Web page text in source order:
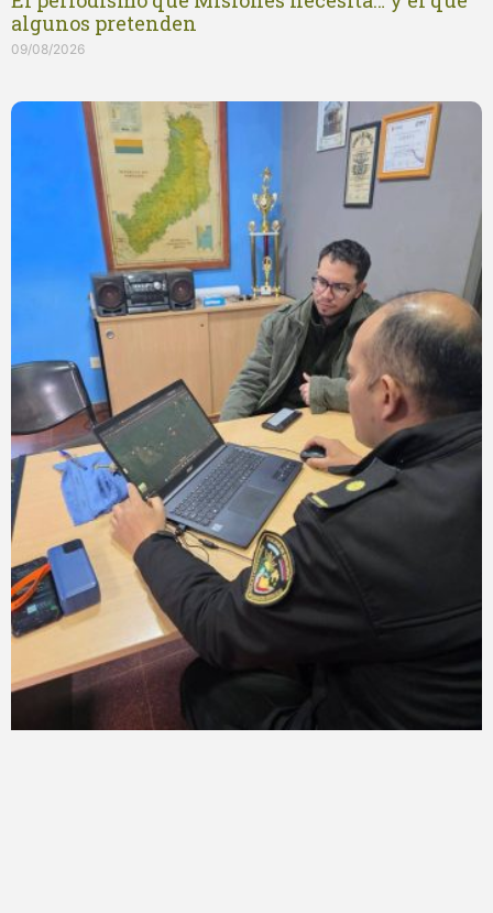
algunos pretenden
09/08/2026